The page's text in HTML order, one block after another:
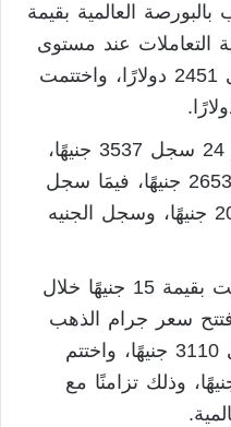
العالمية بقيمة
التعاملات عند مستوى
2327 دولارًا، ولامست مستوى 2451 دولارًا، واختتمت
وأضاف، أن جرام الذهب عيار 24 سجل 3537 جنيهًا،
وجرام الذهب عيار 18 سجل 2653 جنيهًا، فيمَا سجل
جرام الذهب عيار 14 نحو 2064 جنيهًا، وسجل الجنيه
وكانت أسعار الذهب قد ارتفعت بقيمة 15 جنيهًا خلال
سعر جرام الذهب
عيار 21 التعاملات عند مستوى 3110 جنيهًا، واختتم
عند مستوى 3095 جنيهًا، وذلك تزامنًا مع